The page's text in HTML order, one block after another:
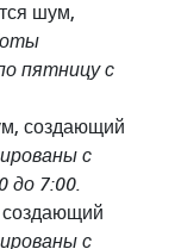
шум,
пятницу с
создающий
с
до 7:00.
с